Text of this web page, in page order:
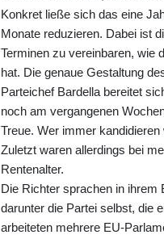
Konkret ließe sich das eine
Monate reduzieren. Dabei ist
Terminen zu vereinbaren, wie
hat. Die genaue Gestaltung
Parteichef Bardella bereitet
noch am vergangenen
Treue. Wer immer
Zuletzt waren allerdings bei
Rentenalter.
Die Richter sprachen in ihrem
darunter die Partei selbst, die
arbeiteten mehrere EU-